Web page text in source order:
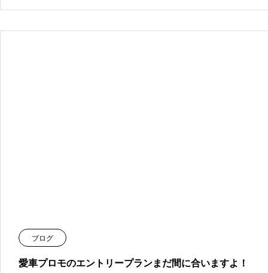
ブログ
愛車プロモのエントリープランまだ間に合いますよ！